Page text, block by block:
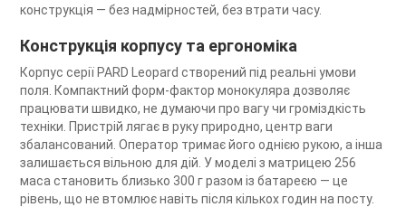
конструкція — без надмірностей, без втрати часу.
Конструкція корпусу та ергономіка
Корпус серії PARD Leopard створений під реальні умови
поля. Компактний форм-фактор монокуляра дозволяє
працювати швидко, не думаючи про вагу чи громіздкість
техніки. Пристрій лягає в руку природно, центр ваги
збалансований. Оператор тримає його однією рукою, а інша
залишається вільною для дій. У моделі з матрицею 256
маса становить близько 300 г разом із батареєю — це
рівень, що не втомлює навіть після кількох годин на посту.